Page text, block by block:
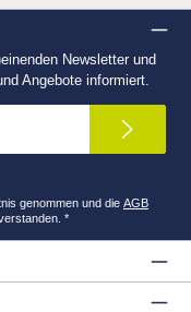
Newsletter und
Angebote informiert.
genommen und die AGB
*